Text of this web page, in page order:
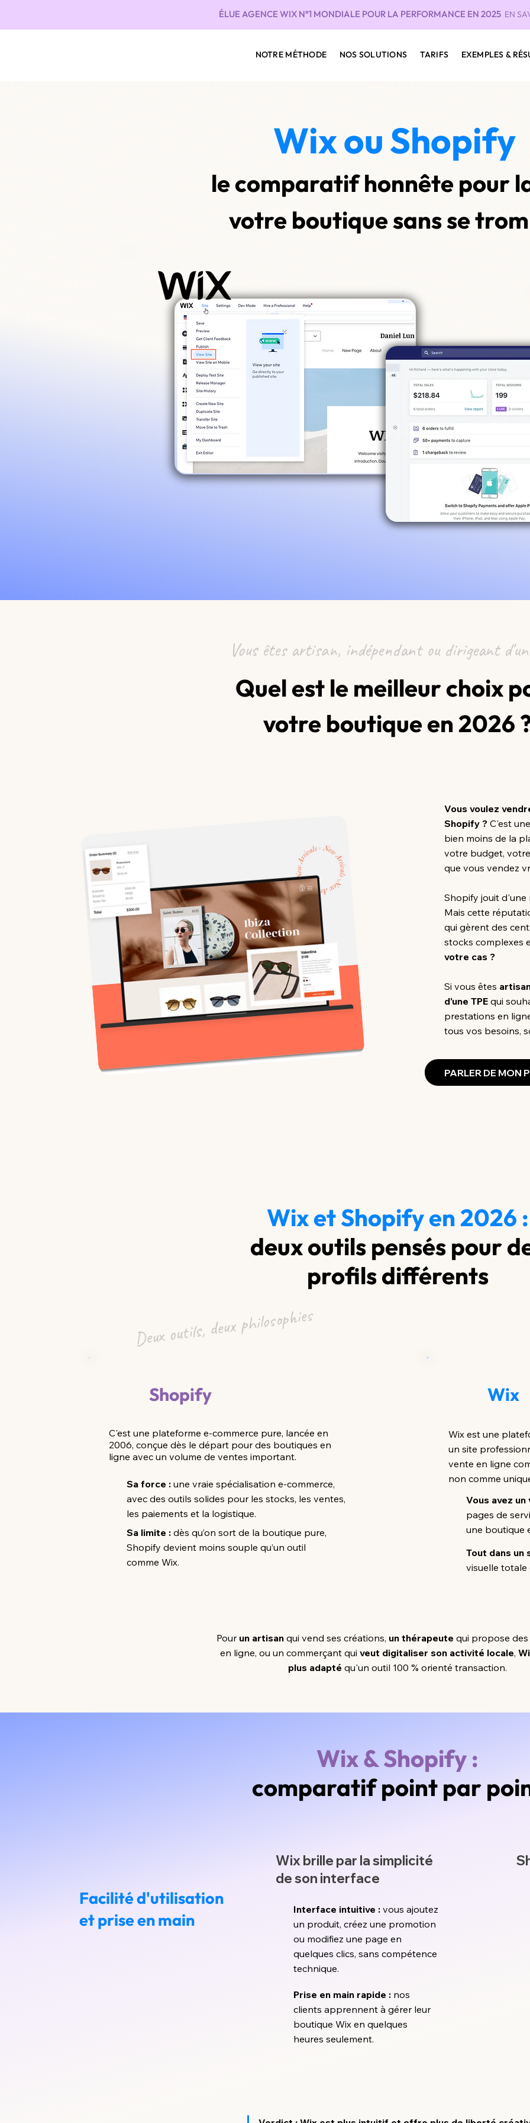
ÉLUE AGENCE WIX N°1 MONDIALE POUR LA PERFORMANCE EN 2025 EN
NOTRE MÉTHODE NOS SOLUTIONS TARIFS EXEMPLES &
Wix ou Shopify
le comparatif honnête pour
votre boutique sans se
Vous êtes artisan, indépendant ou dirigeant
Quel est le meilleur choix
votre boutique en 2026
Vous voulez
Shopify ? C'est
bien moins de la
votre budget,
que vous vendez
Shopify jouit d'une
Mais cette
qui gèrent des
stocks complexes
votre cas ?
Si vous êtes
d'une TPE qui
prestations en
tous vos besoins,
PARLER DE MON
Wix et Shopify en 2026 :
deux outils pensés pour
profils différents
Deux outils, deux philosophies
Shopify
C'est une plateforme e-commerce pure, lancée en
2006, conçue dès le départ pour des boutiques en
ligne avec un volume de ventes important.
Sa force : une vraie spécialisation e-commerce,
avec des outils solides pour les stocks, les ventes,
les paiements et la logistique.
Sa limite : dès qu’on sort de la boutique pure,
Shopify devient moins souple qu’un outil
comme Wix.
Wix
Wix est une
un site
vente en ligne
non comme
Vous avez
pages de
une boutique
Tout dans un
visuelle totale
Pour un artisanqui vend ses créations, un thérapeute qui propose
en ligne, ou un commerçant qui veut digitaliser son activité locale,
plus adapté qu'un outil 100 % orienté transaction.
Wix & Shopify :
comparatif point par
Facilité d'utilisation
et prise en main
Wix brille par la simplicité
de son interface
Interface intuitive :vous ajoutez
un produit, créez une promotion
ou modifiez une page en
quelques clics, sans compétence
technique.
Prise en main rapide :nos
clients apprennent à gérer leur
boutique Wix en quelques
heures seulement.